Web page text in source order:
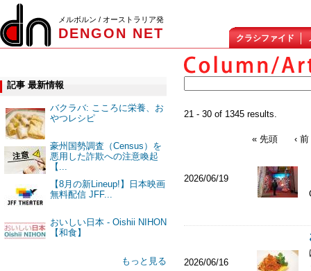
メルボルン / オーストラリア発
DENGON NET クラシファイド
記事 最新情報
バクラバ: こころに栄養、お
やつレシピ
豪州国勢調査（Census）を
悪用した詐欺への注意喚起
【...
【8月の新Lineup!】日本映画
無料配信 JFF...
おいしい日本 - Oishii NIHON
【和食】
もっと見る
21 - 30 of 1345 results.
« 先頭 ‹ 前
2026/06/19
2026/06/16